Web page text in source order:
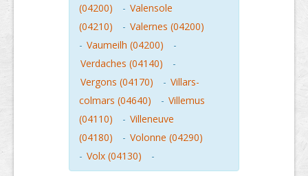
(04200)
- Valensole
(04210)
- Valernes (04200)
- Vaumeilh (04200)
-
Verdaches (04140)
-
Vergons (04170)
- Villars-
colmars (04640)
- Villemus
(04110)
- Villeneuve
(04180)
- Volonne (04290)
- Volx (04130) -